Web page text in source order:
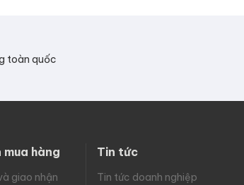
toàn quốc
mua hàng
giao nhận
Tin tức
Tin tức doanh nghiệp